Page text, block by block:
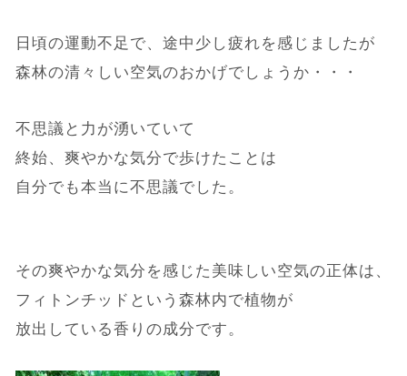
日頃の運動不足で、途中少し疲れを感じましたが
森林の清々しい空気のおかげでしょうか・・・
不思議と力が湧いていて
終始、爽やかな気分で歩けたことは
自分でも本当に不思議でした。
その爽やかな気分を感じた美味しい空気の正体は、
フィトンチッドという森林内で植物が
放出している香りの成分です。